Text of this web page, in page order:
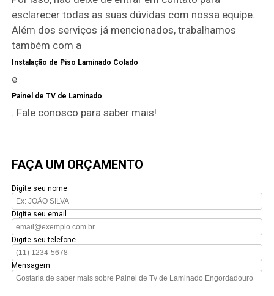
esclarecer todas as suas dúvidas com nossa equipe.
Além dos serviços já mencionados, trabalhamos
também com a
Instalação de Piso Laminado Colado
e
Painel de TV de Laminado
. Fale conosco para saber mais!
FAÇA UM ORÇAMENTO
Digite seu nome
Digite seu email
Digite seu telefone
Mensagem